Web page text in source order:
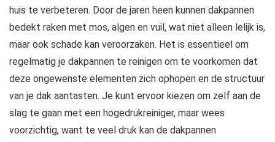
huis te verbeteren. Door de jaren heen kunnen dakpannen
bedekt raken met mos, algen en vuil, wat niet alleen lelijk is,
maar ook schade kan veroorzaken. Het is essentieel om
regelmatig je dakpannen te reinigen om te voorkomen dat
deze ongewenste elementen zich ophopen en de structuur
van je dak aantasten. Je kunt ervoor kiezen om zelf aan de
slag te gaan met een hogedrukreiniger, maar wees
voorzichtig, want te veel druk kan de dakpannen